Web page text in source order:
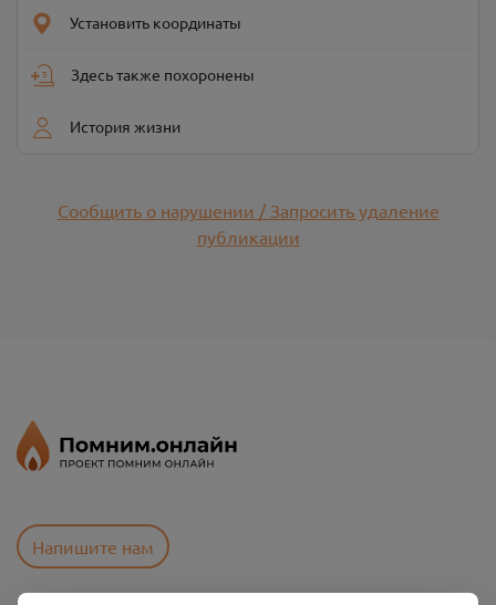
Установить координаты
Здесь также похоронены
История жизни
Сообщить о нарушении / Запросить удаление
публикации
Напишите нам